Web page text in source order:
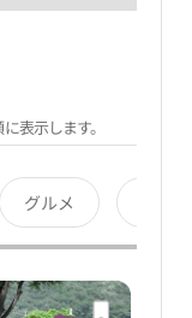
表示します。
グルメ